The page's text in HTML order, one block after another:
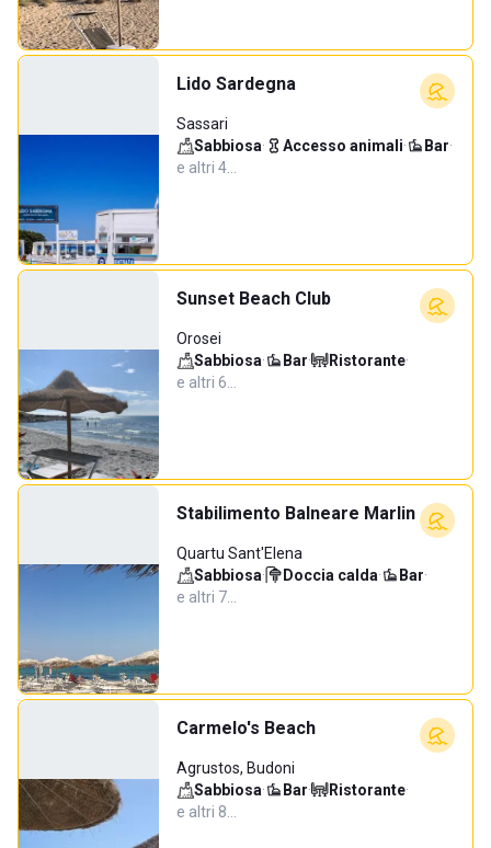
Lido Sardegna
Sassari
Sabbiosa· Accesso animali· Bar·
e altri 4…
Sunset Beach Club
Orosei
Sabbiosa· Bar· Ristorante·
e altri 6…
Stabilimento Balneare Marlin
Quartu Sant'Elena
Sabbiosa· Doccia calda· Bar·
e altri 7…
Carmelo's Beach
Agrustos, Budoni
Sabbiosa· Bar· Ristorante·
e altri 8…